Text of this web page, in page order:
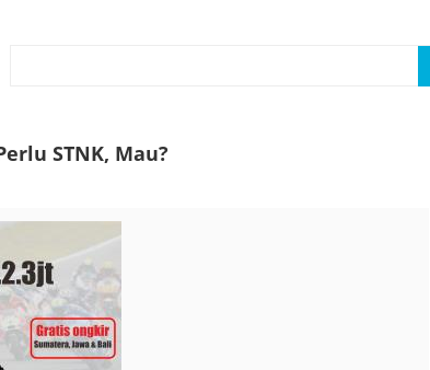
STNK, Mau?